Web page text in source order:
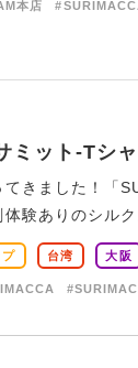
本店
ミット-Tシ
きました！「
験ありのシル
台湾 大阪